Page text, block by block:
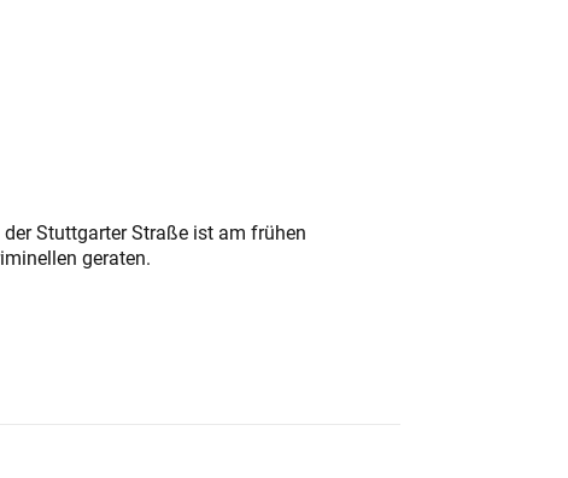
Stuttgarter Straße ist am frühen
geraten.